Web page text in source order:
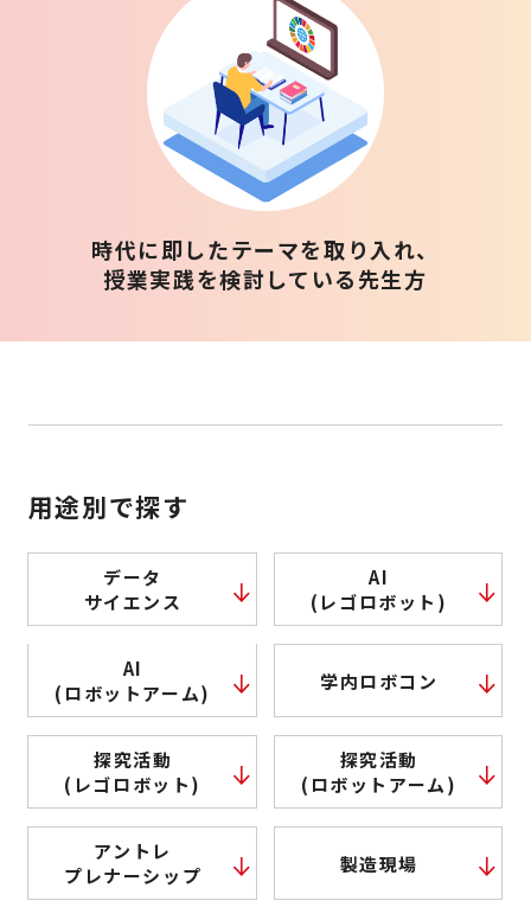
時代に即したテーマを取り入れ、
授業実践を検討している先生方
用途別で探す
データ
サイエンス
AI
(レゴロボット)
AI
(ロボットアーム)
学内ロボコン
探究活動
(レゴロボット)
探究活動
(ロボットアーム)
アントレ
プレナーシップ
製造現場